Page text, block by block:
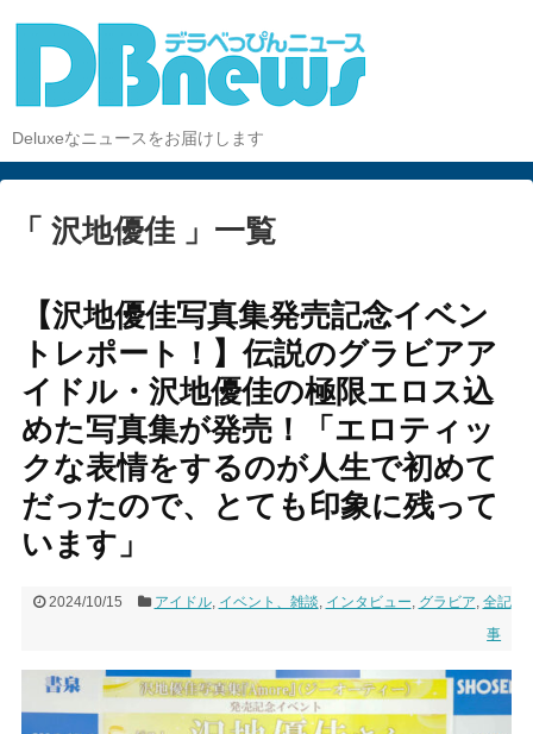
Deluxeなニュースをお届けします
「 沢地優佳 」一覧
【沢地優佳写真集発売記念イベン
トレポート！】伝説のグラビアア
イドル・沢地優佳の極限エロス込
めた写真集が発売！「エロティッ
クな表情をするのが人生で初めて
だったので、とても印象に残って
います」
2024/10/15 アイドル, イベント、雑談, インタビュー, グラビア, 全記
事